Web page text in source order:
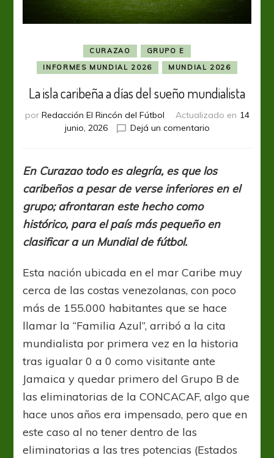
CURAZAO
GRUPO E
INFORMES MUNDIAL 2026
MUNDIAL 2026
La isla caribeña a días del sueño mundialista
por Redacción El Rincón del Fútbol Actualizado en 14
junio, 2026
Dejá un comentarioen
a
días
mundialista
En Curazao todo es alegría, es que los
caribeños a pesar de verse inferiores en el
grupo; afrontaran este hecho como
histórico, para el país más pequeño en
clasificar a un Mundial de fútbol.
Esta nación ubicada en el mar Caribe muy
cerca de las costas venezolanas, con poco
más de 155.000 habitantes que se hace
llamar la “Familia Azul”, arribó a la cita
mundialista por primera vez en la historia
tras igualar 0 a 0 como visitante ante
Jamaica y quedar primero del Grupo B de
las eliminatorias de la CONCACAF, algo que
hace unos años era impensado, pero que en
este caso al no tener dentro de las
eliminatorias a las tres potencias (Estados